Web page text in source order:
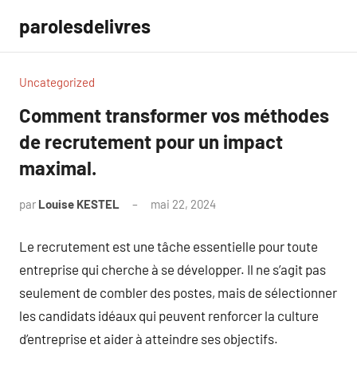
contenu
parolesdelivres
Uncategorized
Comment transformer vos méthodes
de recrutement pour un impact
maximal.
par Louise KESTEL mai 22, 2024
Le recrutement est une tâche essentielle pour toute
entreprise qui cherche à se développer. Il ne s’agit pas
seulement de combler des postes, mais de sélectionner
les candidats idéaux qui peuvent renforcer la culture
d’entreprise et aider à atteindre ses objectifs.